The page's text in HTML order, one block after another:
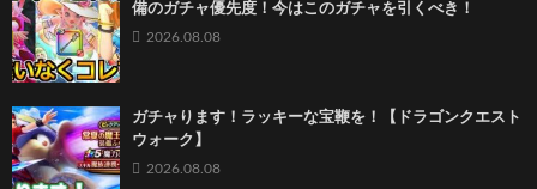
備のガチャ優先度！今はこのガチャを引くべき！
2026.08.08
ガチャります！ラッキーな宝鞭を！【ドラゴンクエスト
ウォーク】
2026.08.08